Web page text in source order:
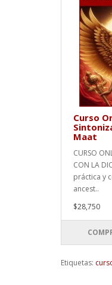
Curso
Maat
CURSO
CON LA
práctica y
ancest..
$28,750
Etiquetas: